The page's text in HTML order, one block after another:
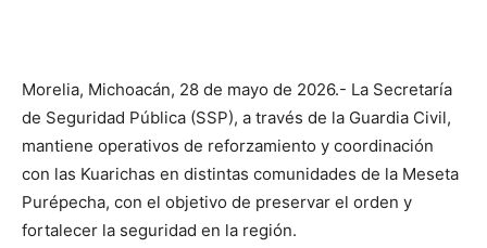
Morelia, Michoacán, 28 de mayo de 2026.- La Secretaría
de Seguridad Pública (SSP), a través de la Guardia Civil,
mantiene operativos de reforzamiento y coordinación
con las Kuarichas en distintas comunidades de la Meseta
Purépecha, con el objetivo de preservar el orden y
fortalecer la seguridad en la región.